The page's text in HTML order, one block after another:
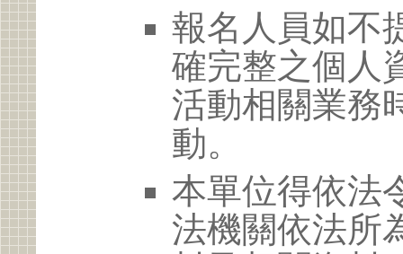
報名人員如不
確完整之個人
活動相關業務
動。
本單位得依法
法機關依法所